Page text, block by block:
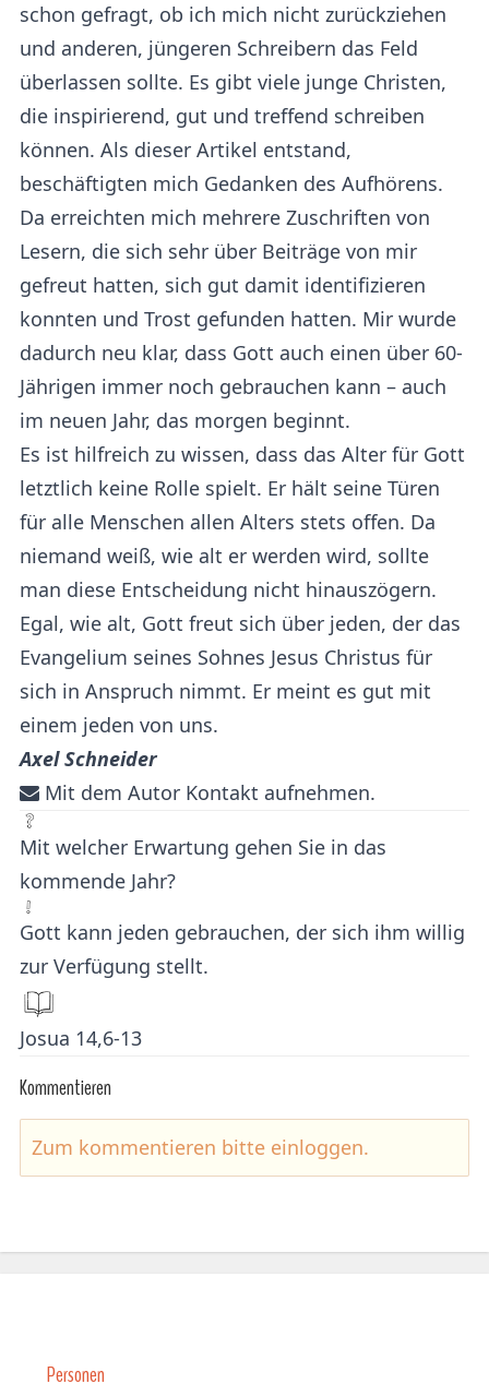
schon gefragt, ob ich mich nicht zurückziehen
und anderen, jüngeren Schreibern das Feld
überlassen sollte. Es gibt viele junge Christen,
die inspirierend, gut und treffend schreiben
können. Als dieser Artikel entstand,
beschäftigten mich Gedanken des Aufhörens.
Da erreichten mich mehrere Zuschriften von
Lesern, die sich sehr über Beiträge von mir
gefreut hatten, sich gut damit identifizieren
konnten und Trost gefunden hatten. Mir wurde
dadurch neu klar, dass Gott auch einen über 60-
Jährigen immer noch gebrauchen kann – auch
im neuen Jahr, das morgen beginnt.
Es ist hilfreich zu wissen, dass das Alter für Gott
letztlich keine Rolle spielt. Er hält seine Türen
für alle Menschen allen Alters stets offen. Da
niemand weiß, wie alt er werden wird, sollte
man diese Entscheidung nicht hinauszögern.
Egal, wie alt, Gott freut sich über jeden, der das
Evangelium seines Sohnes Jesus Christus für
sich in Anspruch nimmt. Er meint es gut mit
einem jeden von uns.
Axel Schneider
Mit dem Autor Kontakt aufnehmen.
Mit welcher Erwartung gehen Sie in das
kommende Jahr?
Gott kann jeden gebrauchen, der sich ihm willig
zur Verfügung stellt.
Josua 14,6-13
Kommentieren
Zum kommentieren bitte einloggen.
Personen